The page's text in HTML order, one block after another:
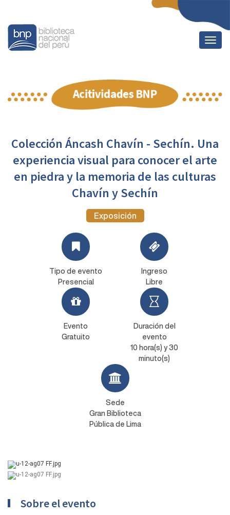
Colección Áncash Chavín - Sechín. Una
experiencia visual para conocer el arte
en piedra y la memoria de las culturas
Chavín y Sechín
Exposición
Tipo de evento
Presencial
Ingreso
Libre
Evento
Gratuito
Duración del
evento
10 hora(s) y 30
minuto(s)
Sede
Gran Biblioteca
Pública de Lima
Sobre el evento